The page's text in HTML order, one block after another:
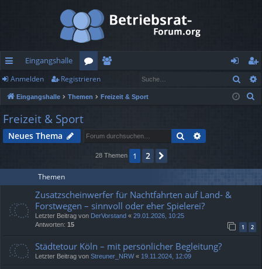
ch
ne
llz
ug
Eingangshalle
or
en
lie
r
n
m
eg
ist
Anmelden Registrieren
Eingangshalle Themen Freizeit & Sport
Freizeit & Sport
Neues Thema Suche
28 Themen 1 2
Themen
Zusatzscheinwerfer für Nachtfahrten auf Land- &
Forstwegen – sinnvoll oder eher Spielerei?
Letzter Beitrag von DerVorstand « 29.01.2026, 10:25
Antworten: 15 1 2
Städtetour Köln – mit persönlicher Begleitung?
Letzter Beitrag von Streuner_NRW« 19.11.2024, 12:09